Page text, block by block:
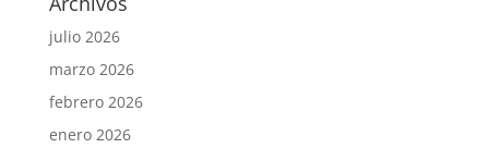
julio 2026
marzo 2026
febrero 2026
enero 2026